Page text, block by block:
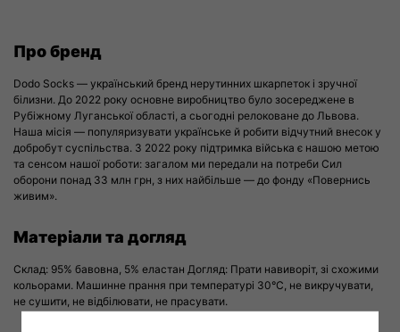
Про бренд
Dodo Socks — український бренд нерутинних шкарпеток і зручної
білизни. До 2022 року основне виробництво було зосереджене в
Рубіжному Луганської області, а сьогодні релоковане до Львова.
Наша місія — популяризувати українське й робити відчутний внесок у
добробут суспільства. З 2022 року підтримка війська є нашою метою
та сенсом нашої роботи: загалом ми передали на потреби Сил
оборони понад 33 млн грн, з них найбільше — до фонду «Повернись
живим».
Матеріали та догляд
Склад: 95% бавовна, 5% еластан Догляд: Прати навиворіт, зі схожими
кольорами. Машинне прання при температурі 30°С, не викручувати,
не сушити, не відбілювати, не прасувати.